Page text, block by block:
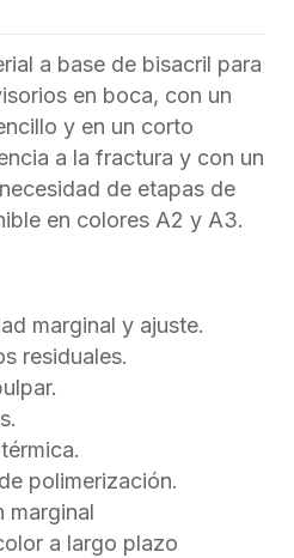
a base de bisacril para
en boca, con un
y en un corto
a la fractura y con un
de etapas de
en colores A2 y A3.
marginal y ajuste.
residuales.
polimerización.
marginal
a largo plazo